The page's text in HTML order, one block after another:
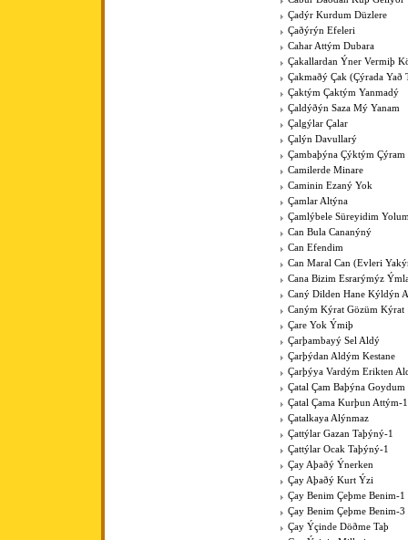
Çadýr Kurdum Düzlere
Çaðýrýn Efeleri
Cahar Attým Dubara
Çakallardan Ýner Vermiþ
Çakmaðý Çak (Çýrada Yað
Çaktým Çaktým Yanmadý
Çaldýðýn Saza Mý Yanam
Çalgýlar Çalar
Çalýn Davullarý
Çambaþýna Çýktým Çýram
Camilerde Minare
Caminin Ezaný Yok
Çamlar Altýna
Çamlýbele Süreyidim
Can Bula Cananýný
Can Efendim
Can Maral Can (Evleri
Cana Bizim Esrarýmýz
Caný Dilden Hane Kýldýn
Caným Kýrat Gözüm Kýrat
Çare Yok Ýmiþ
Çarþambayý Sel Aldý
Çarþýdan Aldým Kestane
Çarþýya Vardým Erikten
Çatal Çam Baþýna Goydum
Çatal Çama Kurþun Attým-1
Çatalkaya Alýnmaz
Çattýlar Gazan Taþýný-1
Çattýlar Ocak Taþýný-1
Çay Aþaðý Ýnerken
Çay Aþaðý Kurt Ýzi
Çay Benim Çeþme Benim-1
Çay Benim Çeþme Benim-3
Çay Ýçinde Döðme Taþ